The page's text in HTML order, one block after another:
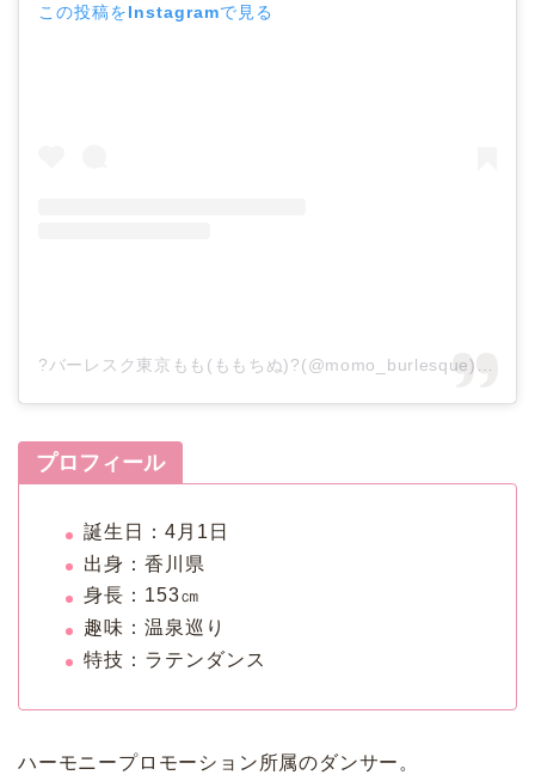
この投稿をInstagramで見る
?バーレスク東京もも(ももちぬ)?(@momo_burlesque)がシェアした投稿
プロフィール
誕生日：4月1日
出身：香川県
身長：153㎝
趣味：温泉巡り
特技：ラテンダンス
ハーモニープロモーション所属のダンサー。